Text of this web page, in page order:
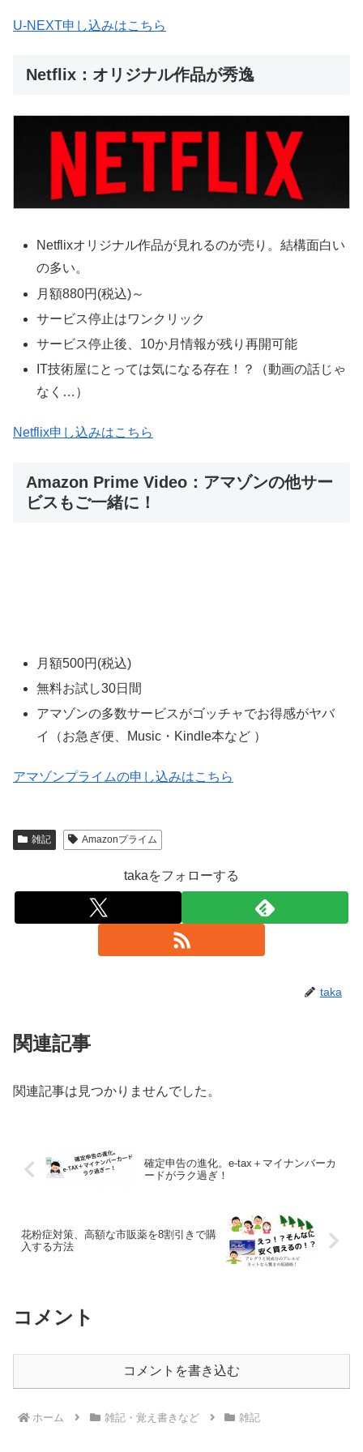
U-NEXT申し込みはこちら
Netflix：オリジナル作品が秀逸
Netflixオリジナル作品が見れるのが売り。結構面白い
の多い。
月額880円(税込)～
サービス停止はワンクリック
サービス停止後、10か月情報が残り再開可能
IT技術屋にとっては気になる存在！？（動画の話じゃ
なく…）
Netflix申し込みはこちら
Amazon Prime Video：アマゾンの他サー
ビスもご一緒に！
月額500円(税込)
無料お試し30日間
アマゾンの多数サービスがゴッチャでお得感がヤバ
イ（お急ぎ便、Music・Kindle本など ）
アマゾンプライムの申し込みはこちら
雑記 Amazonプライム
takaをフォローする
taka
関連記事
関連記事は見つかりませんでした。
確定申告の進化。e-tax＋マイナンバーカ
ードがラク過ぎ！
花粉症対策、高額な市販薬を8割引きで購
入する方法
コメント
コメントを書き込む
ホーム 雑記・覚え書きなど 雑記